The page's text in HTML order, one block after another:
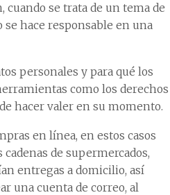
cuando se trata de un tema de
se hace responsable en una
personales y para qué los
como los derechos
hacer valer en su momento.
en línea, en estos casos
de supermercados,
entregas a domicilio, así
una cuenta de correo, al